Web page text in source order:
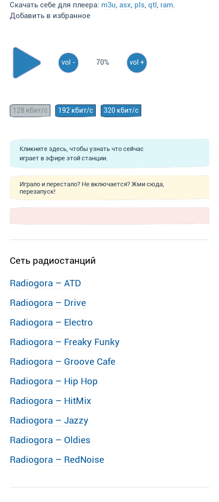
Скачать себе для плеера: m3u, asx, pls, qtl, ram.
Добавить в избранное
vol - 70% vol +
128 кбит/с 192 кбит/с 320 кбит/с
Кликните здесь, чтобы узнать что сейчас
играет в эфире этой станции.
Играло и перестало? Не включается? Жми сюда,
перезапуск!
Сеть радиостанций
Radiogora – ATD
Radiogora – Drive
Radiogora – Electro
Radiogora – Freaky Funky
Radiogora – Groove Cafe
Radiogora – Hip Hop
Radiogora – HitMix
Radiogora – Jazzy
Radiogora – Oldies
Radiogora – RedNoise